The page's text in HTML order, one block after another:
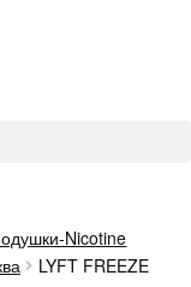
Nicotine
LYFT FREEZE